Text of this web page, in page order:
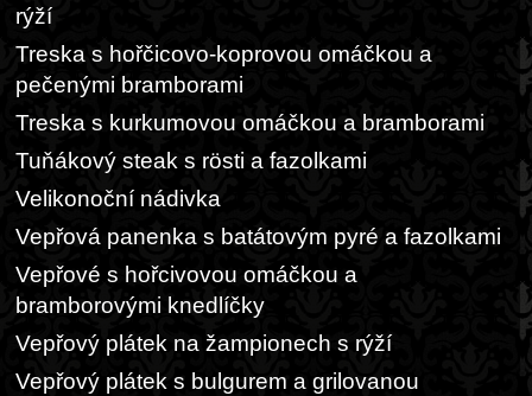
rýží
Treska s hořčicovo-koprovou omáčkou a
pečenými bramborami
Treska s kurkumovou omáčkou a bramborami
Tuňákový steak s rösti a fazolkami
Velikonoční nádivka
Vepřová panenka s batátovým pyré a fazolkami
Vepřové s hořcivovou omáčkou a
bramborovými knedlíčky
Vepřový plátek na žampionech s rýží
Vepřový plátek s bulgurem a grilovanou